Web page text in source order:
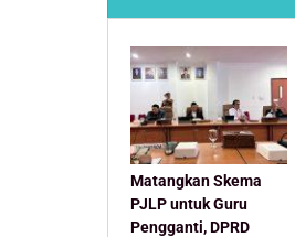
Matangkan Skema
PJLP untuk Guru
Pengganti, DPRD